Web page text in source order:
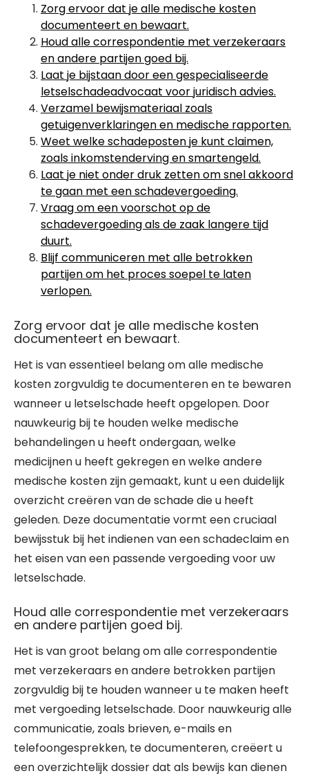
Zorg ervoor dat je alle medische kosten
documenteert en bewaart.
Houd alle correspondentie met verzekeraars
en andere partijen goed bij.
Laat je bijstaan door een gespecialiseerde
letselschadeadvocaat voor juridisch advies.
Verzamel bewijsmateriaal zoals
getuigenverklaringen en medische rapporten.
Weet welke schadeposten je kunt claimen,
zoals inkomstenderving en smartengeld.
Laat je niet onder druk zetten om snel akkoord
te gaan met een schadevergoeding.
Vraag om een voorschot op de
schadevergoeding als de zaak langere tijd
duurt.
Blijf communiceren met alle betrokken
partijen om het proces soepel te laten
verlopen.
Zorg ervoor dat je alle medische kosten
documenteert en bewaart.
Het is van essentieel belang om alle medische
kosten zorgvuldig te documenteren en te bewaren
wanneer u letselschade heeft opgelopen. Door
nauwkeurig bij te houden welke medische
behandelingen u heeft ondergaan, welke
medicijnen u heeft gekregen en welke andere
medische kosten zijn gemaakt, kunt u een duidelijk
overzicht creëren van de schade die u heeft
geleden. Deze documentatie vormt een cruciaal
bewijsstuk bij het indienen van een schadeclaim en
het eisen van een passende vergoeding voor uw
letselschade.
Houd alle correspondentie met verzekeraars
en andere partijen goed bij.
Het is van groot belang om alle correspondentie
met verzekeraars en andere betrokken partijen
zorgvuldig bij te houden wanneer u te maken heeft
met vergoeding letselschade. Door nauwkeurig alle
communicatie, zoals brieven, e-mails en
telefoongesprekken, te documenteren, creëert u
een overzichtelijk dossier dat als bewijs kan dienen